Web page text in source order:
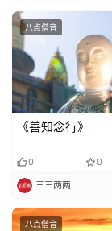
免
责
声
明
八点僧音
《善知念行》
0 0
三三两两
八点僧音